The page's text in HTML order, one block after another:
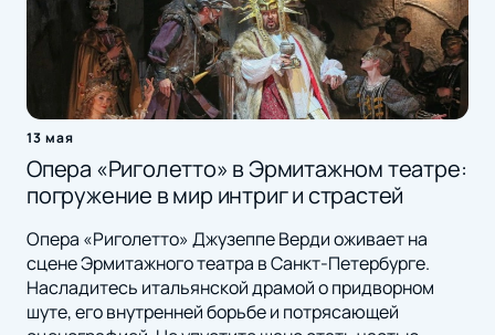
13 мая
Опера «Риголетто» в Эрмитажном театре:
погружение в мир интриг и страстей
Опера «Риголетто» Джузеппе Верди оживает на
сцене Эрмитажного театра в Санкт-Петербурге.
Насладитесь итальянской драмой о придворном
шуте, его внутренней борьбе и потрясающей